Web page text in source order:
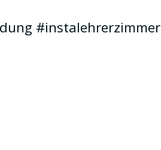
#instalehrerzimmer